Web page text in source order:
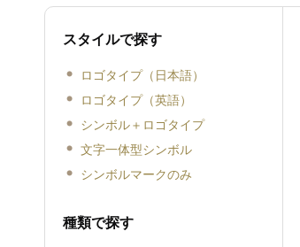
スタイルで探す
ロゴタイプ（日本語）
ロゴタイプ（英語）
シンボル＋ロゴタイプ
文字一体型シンボル
シンボルマークのみ
種類で探す